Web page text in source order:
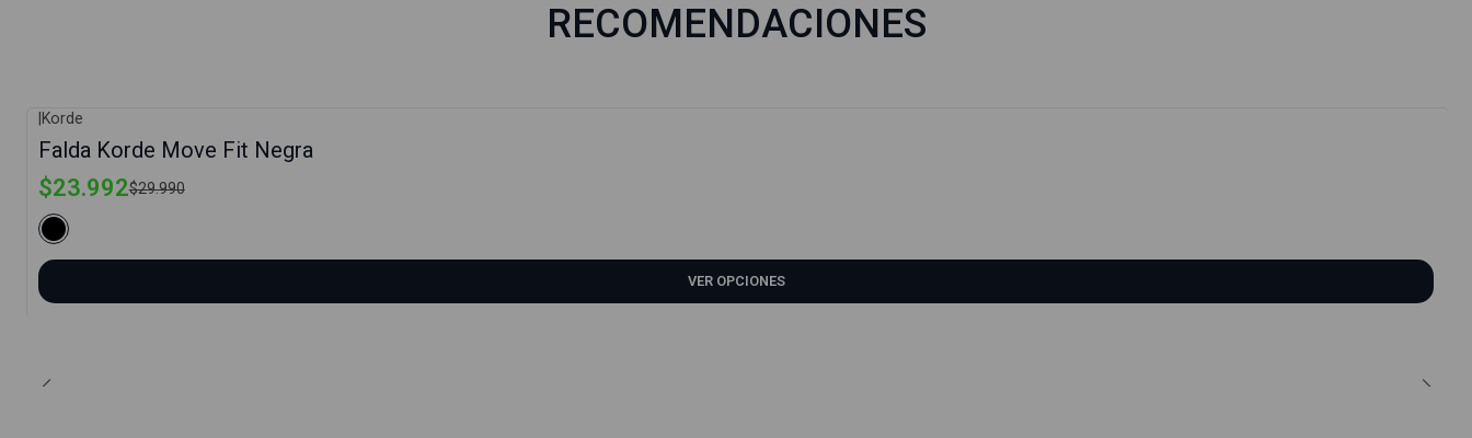
RECOMENDACIONES
Korde
Falda Korde Move Fit Negra
$23.992$29.990
VER OPCIONES